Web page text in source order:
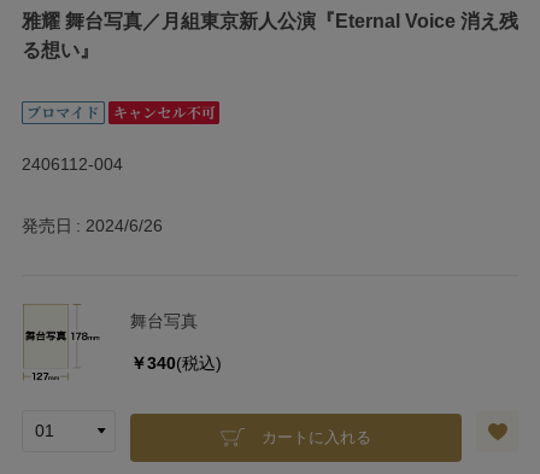
雅耀 舞台写真／月組東京新人公演『Eternal Voice 消え残
る想い』
2406112-004
発売日 2024/6/26
舞台写真
￥340(税込)
カートに入れる